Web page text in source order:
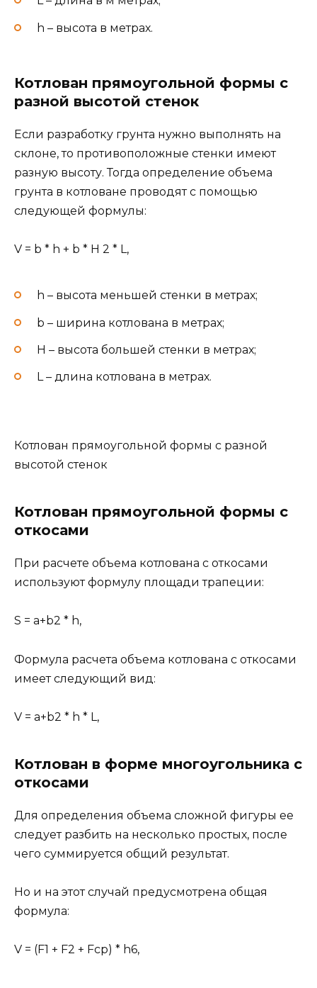
h – высота в метрах.
Котлован прямоугольной формы с
разной высотой стенок
Если разработку грунта нужно выполнять на
склоне, то противоположные стенки имеют
разную высоту. Тогда определение объема
грунта в котловане проводят с помощью
следующей формулы:
V = b * h + b * H 2 * L,
h – высота меньшей стенки в метрах;
b – ширина котлована в метрах;
H – высота большей стенки в метрах;
L – длина котлована в метрах.
Котлован прямоугольной формы с разной
высотой стенок
Котлован прямоугольной формы с
откосами
При расчете объема котлована с откосами
используют формулу площади трапеции:
S = a+b2 * h,
Формула расчета объема котлована с откосами
имеет следующий вид:
V = a+b2 * h * L,
Котлован в форме многоугольника с
откосами
Для определения объема сложной фигуры ее
следует разбить на несколько простых, после
чего суммируется общий результат.
Но и на этот случай предусмотрена общая
формула:
V = (F1 + F2 + Fср) * h6,